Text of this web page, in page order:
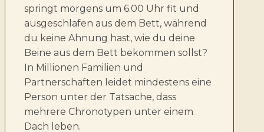
springt morgens um 6.00 Uhr fit und
ausgeschlafen aus dem Bett, während
du keine Ahnung hast, wie du deine
Beine aus dem Bett bekommen sollst?
In Millionen Familien und
Partnerschaften leidet mindestens eine
Person unter der Tatsache, dass
mehrere Chronotypen unter einem
Dach leben.